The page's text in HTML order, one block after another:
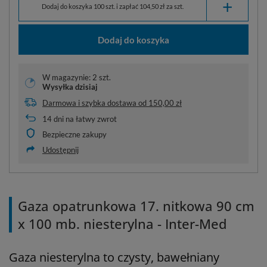
Dodaj do koszyka 100 szt. i zapłać 104,50 zł za szt. +
Dodaj do koszyka
W magazynie: 2 szt.
Wysyłka dzisiaj
Darmowa i szybka dostawa od 150,00 zł
14dni na łatwy zwrot
Bezpieczne zakupy
Udostępnij
Gaza opatrunkowa 17. nitkowa 90 cm
x 100 mb. niesterylna - Inter-Med
Gaza niesterylna to czysty, bawełniany